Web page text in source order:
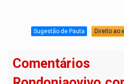
Sugestão de Pauta Direito ao
Comentários